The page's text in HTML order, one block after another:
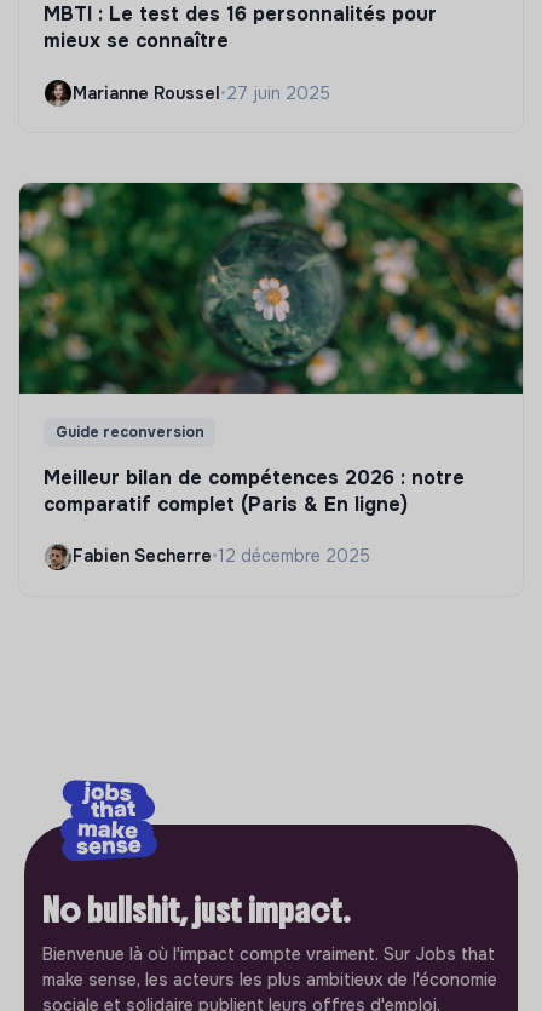
MBTI : Le test des 16 personnalités pour
mieux se connaître
Marianne Roussel•27 juin 2025
Guide reconversion
Meilleur bilan de compétences 2026 : notre
comparatif complet (Paris & En ligne)
Fabien Secherre•12 décembre 2025
No bullshit, just impact.
Bienvenue là où l'impact compte vraiment. Sur Jobs that
make sense, les acteurs les plus ambitieux de l'économie
sociale et solidaire publient leurs offres d'emploi.